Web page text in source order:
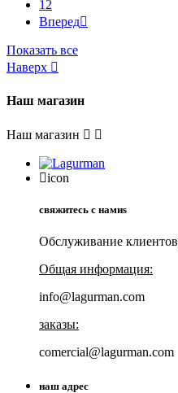
12
Вперед
Показать все
Наверх 
Наш магазин
Наш магазин  
icon
свяжитесь с намиs
Обслуживание
Общая информация:
info@lagurman.com
заказы:
comercial@lagurman.com
наш адрес